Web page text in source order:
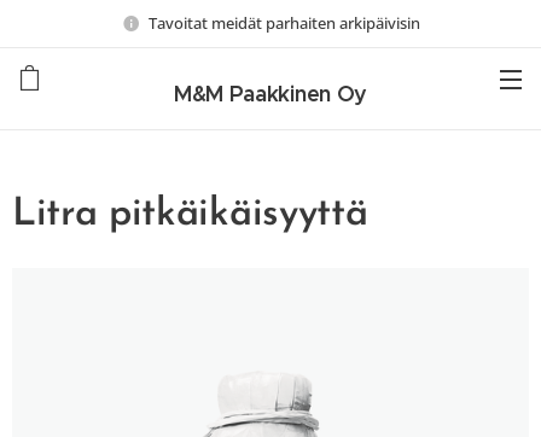
Tavoitat meidät parhaiten arkipäivisin
M&M Paakkinen Oy
Litra pitkäikäisyyttä